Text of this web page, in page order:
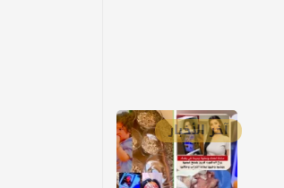
آخر الأخبار